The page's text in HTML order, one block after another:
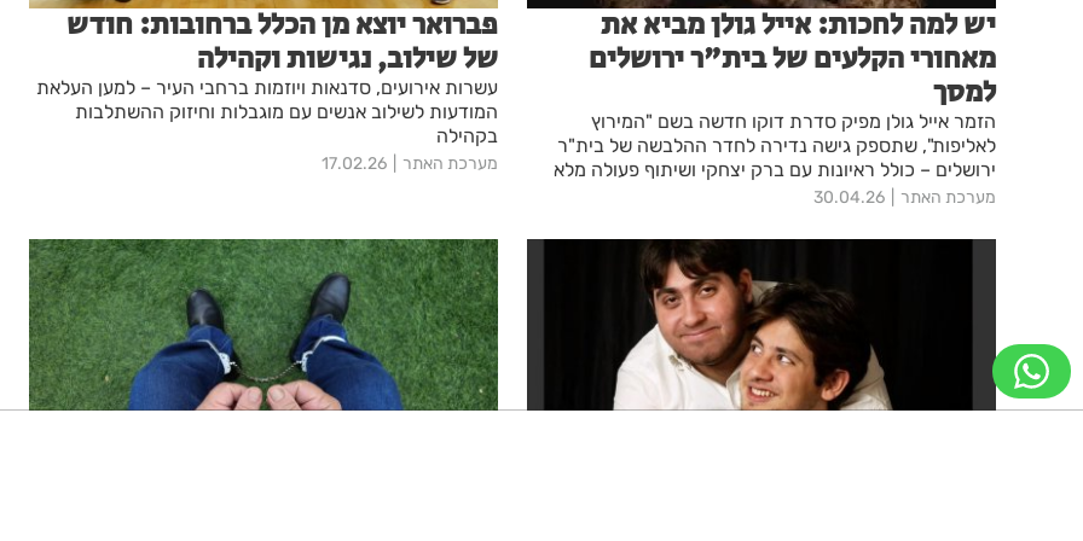
יש למה לחכות: אייל גולן מביא את
מאחורי הקלעים של בית"ר ירושלים
למסך
הזמר אייל גולן מפיק סדרת דוקו חדשה בשם "המירוץ
לאליפות", שתספק גישה נדירה לחדר ההלבשה של בית"ר
ירושלים – כולל ראיונות עם ברק יצחקי ושיתוף פעולה מלא
עם הבעלים ברק אברמוב
מערכת האתר 30.04.26
פברואר יוצא מן הכלל ברחובות: חודש
של שילוב, נגישות וקהילה
עשרות אירועים, סדנאות ויוזמות ברחבי העיר – למען העלאת
המודעות לשילוב אנשים עם מוגבלות וחיזוק ההשתלבות
בקהילה
מערכת האתר 17.02.26